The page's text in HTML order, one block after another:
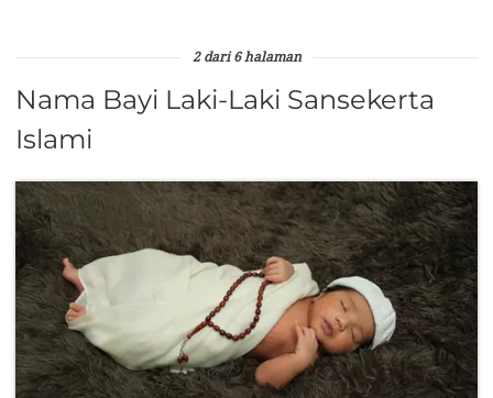
2 dari 6 halaman
Nama Bayi Laki-Laki Sansekerta
Islami